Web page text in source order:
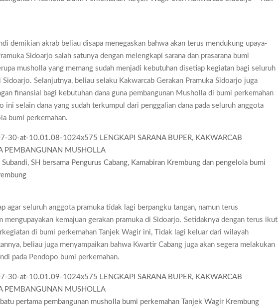
II SMKN 2 Buduran 2026 Diwarnai Penampilan Tari Kreasi Berselendang
demikian akrab beliau disapa menegaskan bahwa akan terus mendukung upaya-
Sidoarjo salah satunya dengan melengkapi sarana dan prasarana bumi
musholla yang memang sudah menjadi kebutuhan disetiap kegiatan bagi seluruh
Sidoarjo. Selanjutnya, beliau selaku Kakwarcab Gerakan Pramuka Sidoarjo juga
finansial bagi kebutuhan dana guna pembangunan Musholla di bumi perkemahan
ini selain dana yang sudah terkumpul dari penggalian dana pada seluruh anggota
bumi perkemahan.
SH bersama Pengurus Cabang, Kamabiran Krembung dan pengelola bumi
agar seluruh anggota pramuka tidak lagi berpangku tangan, namun terus
mengupayakan kemajuan gerakan pramuka di Sidoarjo. Setidaknya dengan terus ikut
di bumi perkemahan Tanjek Wagir ini, Tidak lagi keluar dari wilayah
beliau juga menyampaikan bahwa Kwartir Cabang juga akan segera melakukan
pada Pendopo bumi perkemahan.
batu pertama pembangunan musholla bumi perkemahan Tanjek Wagir Krembung